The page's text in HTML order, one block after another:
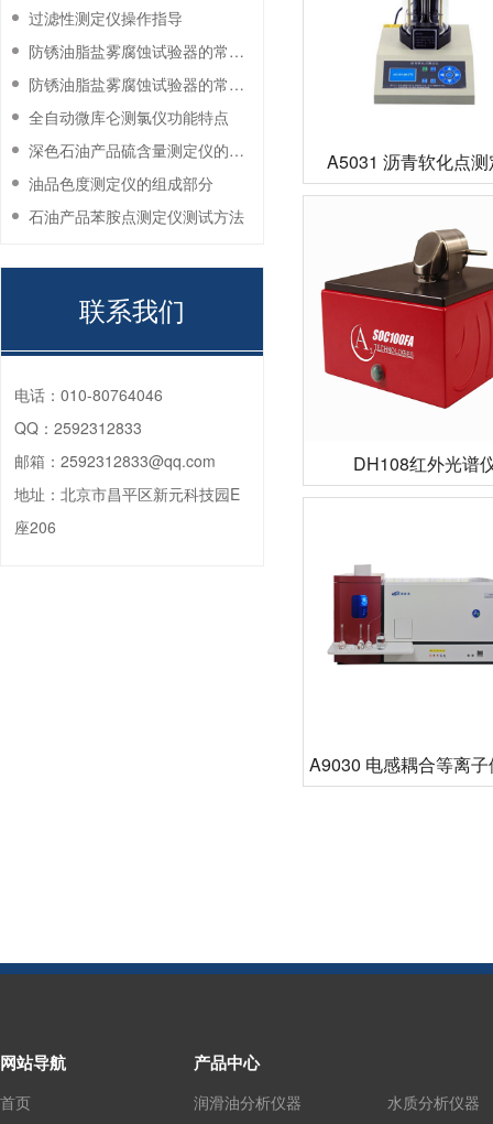
A5031 沥青软化点
DH108红外光谱
A9030 电感耦合等离
过滤性测定仪操作指导
防锈油脂盐雾腐蚀试验器的常见故障与解决方法
防锈油脂盐雾腐蚀试验器的常见故障与解决方法
全自动微库仑测氯仪功能特点
深色石油产品硫含量测定仪的工作环境要求
油品色度测定仪的组成部分
石油产品苯胺点测定仪测试方法
联系我们
电话： 010-80764046
QQ： 2592312833
邮箱： 2592312833@qq.com
地址： 北京市昌平区新元科技园E
座206
网站导航
首页
产品中心
润滑油分析仪器
水质分析仪器